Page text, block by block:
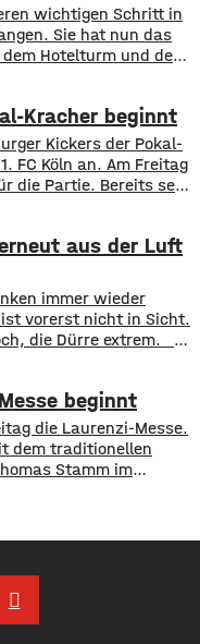
wichtigen Schritt in
Sie hat nun das
Hotelturm und den
berühmten Satz nach
es sei für ihn
Kracher beginnt
Kickers der Pokal-
FC Köln an. Am Freitag
die Partie. Bereits seit
ihre Karten kaufen.
Traditionsmannschaft
aus der Luft
immer wieder
vorerst nicht in Sicht.
die Dürre extrem.
Kontrollflüge statt.
nach möglichen
Nicht nur
beginnt
die Laurenzi-Messe.
dem traditionellen
Stamm im